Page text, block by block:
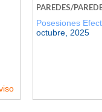
PAREDES/
Posesiones
octubre, 2025